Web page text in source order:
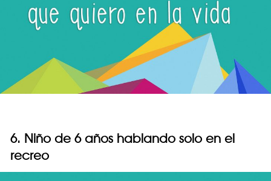
6. Niño de 6 años hablando solo en el
recreo